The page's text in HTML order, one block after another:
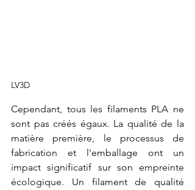
LV3D
Cependant, tous les filaments PLA ne
sont pas créés égaux. La qualité de la
matière première, le processus de
fabrication et l'emballage ont un
impact significatif sur son empreinte
écologique. Un filament de qualité